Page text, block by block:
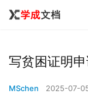
写贫困证明
MSchen 2025-07-